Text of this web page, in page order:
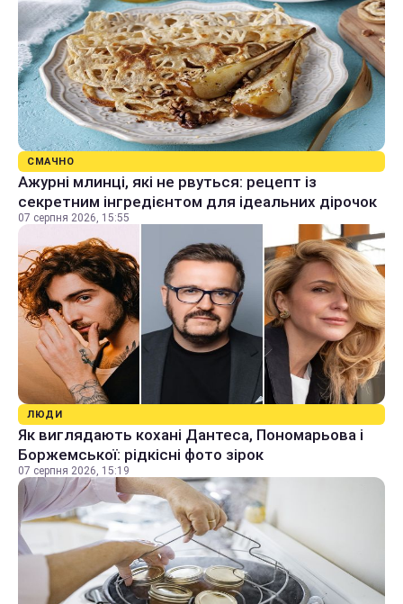
СМАЧНО
Ажурні млинці, які не рвуться: рецепт із
секретним інгредієнтом для ідеальних дірочок
07 серпня 2026, 15:55
ЛЮДИ
Як виглядають кохані Дантеса, Пономарьова і
Боржемської: рідкісні фото зірок
07 серпня 2026, 15:19